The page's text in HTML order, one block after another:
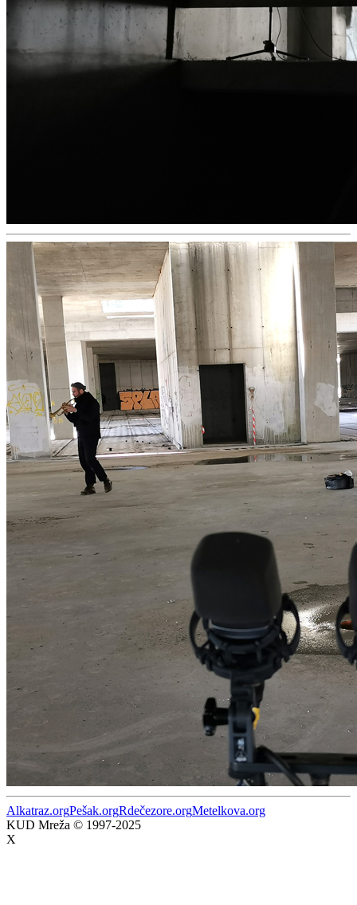
Alkatraz.orgPešak.orgRdečezore.orgMetelkova.org
KUD Mreža © 1997-2025
X